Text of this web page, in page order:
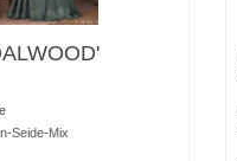
Seide-Mix